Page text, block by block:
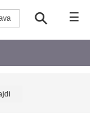
☰